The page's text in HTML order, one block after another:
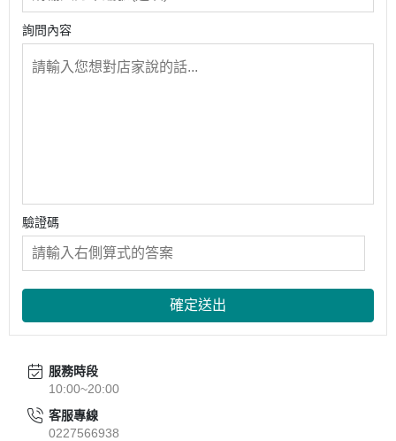
詢問內容
驗證碼
確定送出
服務時段
10:00~20:00
客服專線
0227566938